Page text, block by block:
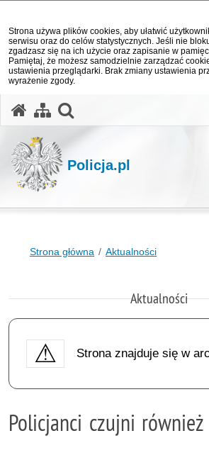
Strona używa plików cookies, aby ułatwić
serwisu oraz do celów statystycznych. Jeśli nie
zgadzasz się na ich użycie oraz zapisanie w
Pamiętaj, że możesz samodzielnie zarządzać
ustawienia przeglądarki. Brak zmiany ustawienia
wyrażenie zgody.
Policja.pl
Strona główna Aktualności
Aktualności
Strona znajduje się w
Policjanci czujni również